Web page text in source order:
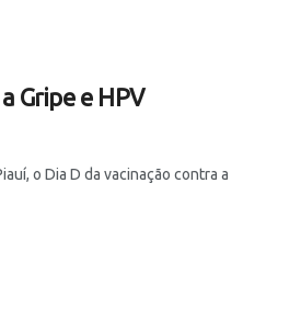
Gripe e HPV
o Dia D da vacinação contra a